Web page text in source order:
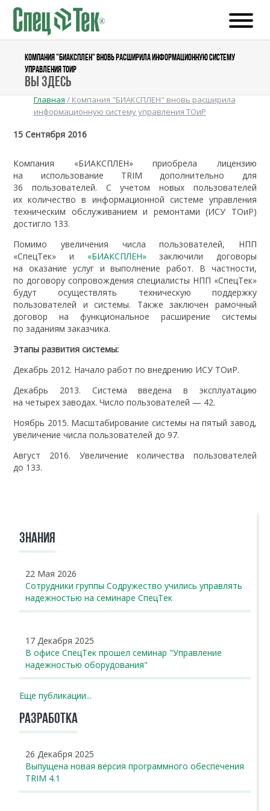
КОМПАНИЯ "БИАКСПЛЕН" ВНОВЬ РАСШИРИЛА ИНФОРМАЦИОННУЮ СИСТЕМУ
УПРАВЛЕНИЯ ТОИР
Вы здесь
Главная / Компания "БИАКСПЛЕН" вновь расширила
информационную систему управления ТОиР
15 Сентября 2016
Компания «БИАКСПЛЕН» приобрела лицензию
на использование TRIM дополнительно для
36 пользователей. С учетом новых пользователей
их количество в информационной системе управления
техническим обслуживанием и ремонтами (ИСУ ТОиР)
достигло 133.
Помимо увеличения числа пользователей, НПП
«СпецТек» и «БИАКСПЛЕН»заключили договоры
на оказание услуг и выполнение работ. В частности,
по договору сопровождения специалисты НПП «СпецТек»
будут осуществлять техническую поддержку
пользователей и системы. Также заключен рамочный
договор на функциональное расширение системы
по заданиям заказчика.
Этапы развития системы:
Декабрь 2012. Начало работ по внедрению ИСУ ТОиР.
Декабрь 2013. Система введена в эксплуатацию
на четырех заводах. Число пользователей — 42.
Ноябрь 2015. Масштабирование системы на пятый завод,
увеличение числа пользователей до 97.
Август 2016. Увеличение количества пользователей
до 133.
ЗНАНИЯ
22 Мая 2026
Сотрудники группы Содружество учились управлять
надежностью на семинаре СпецТек
17 Декабря 2025
В офисе СпецТек прошел семинар "Управление
надежностью оборудования"
Еще публикации...
РАЗРАБОТКА
26 Декабря 2025
Выпущена новая версия программного обеспечения
TRIM 4.1